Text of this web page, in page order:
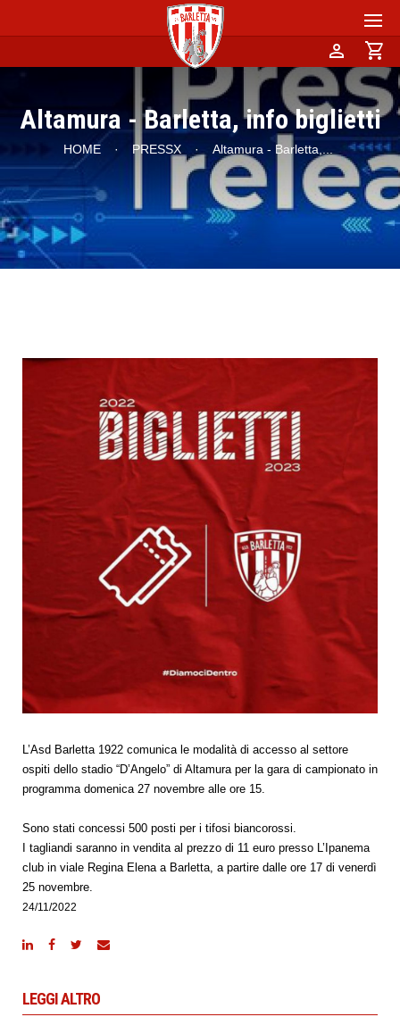
person shopping_cart
Altamura - Barletta, info biglietti
HOME · PRESSX · Altamura - Barletta,...
L’Asd Barletta 1922 comunica le modalità di accesso al settore
ospiti dello stadio “D’Angelo” di Altamura per la gara di campionato in
programma domenica 27 novembre alle ore 15.
Sono stati concessi 500 posti per i tifosi biancorossi.
I tagliandi saranno in vendita al prezzo di 11 euro presso L’Ipanema
club in viale Regina Elena a Barletta, a partire dalle ore 17 di venerdì
25 novembre.
24/11/2022
LEGGI ALTRO